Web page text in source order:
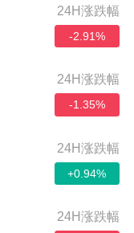
24H涨跌幅
-2.91%
24H涨跌幅
-1.35%
24H涨跌幅
+0.94%
24H涨跌幅